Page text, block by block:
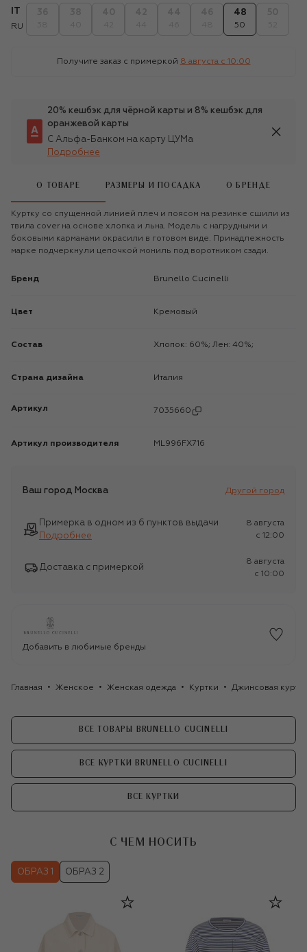
RU
48
50
Получите заказ с примеркой 8 августа c 10:00
20% кешбэк для чёрной карты и 8% кешбэк для
оранжевой карты
С Альфа-Банком на карту ЦУМа
Подробнее
О ТОВАРЕ РАЗМЕРЫ И ПОСАДКА О БРЕНДЕ
Куртку со спущенной линией плеч и поясом на резинке сшили из
твила cover на основе хлопка и льна. Модель с нагрудными и
боковыми карманами окрасили в готовом виде. Принадлежность
марке подчеркнули цепочкой мониль под воротником сзади.
Бренд Brunello Cucinelli
Цвет Кремовый
Состав Хлопок: 60%; Лен: 40%;
Страна дизайна Италия
Артикул 7035660
Артикул производителя ML996FX716
Ваш город Москва Другой город
Примерка в одном из 6 пунктов выдачи
Подробнее
8 августа
c 12:00
Доставка с примеркой
8 августа
c 10:00
Добавить в любимые бренды
Главная Женское Женская одежда Куртки Джинсовая
ВСЕ ТОВАРЫ BRUNELLO CUCINELLI
ВСЕ КУРТКИ BRUNELLO CUCINELLI
ВСЕ КУРТКИ
С ЧЕМ НОСИТЬ
ОБРАЗ 1 ОБРАЗ 2